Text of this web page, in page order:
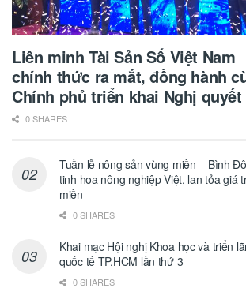
Liên minh Tài Sản Số Việt Nam
chính thức ra mắt, đồng hành
Chính phủ triển khai Nghị quyết
0 SHARES
Tuần lễ nông sản vùng miền – Bình
tinh hoa nông nghiệp Việt, lan tỏa giá
miền
0 SHARES
Khai mạc Hội nghị Khoa học và triển
quốc tế TP.HCM lần thứ 3
0 SHARES